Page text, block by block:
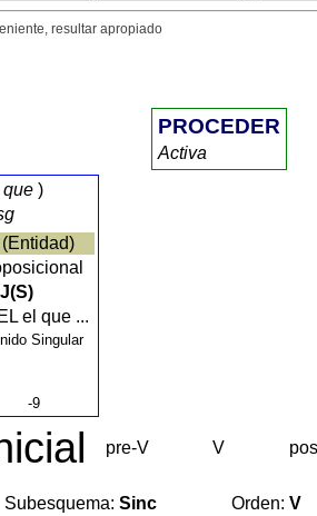
resultar apropiado
PROCEDER
Activa
que)
el que ...
Singular
-9
pre-V V
Subesquema: Sinc Orden: V